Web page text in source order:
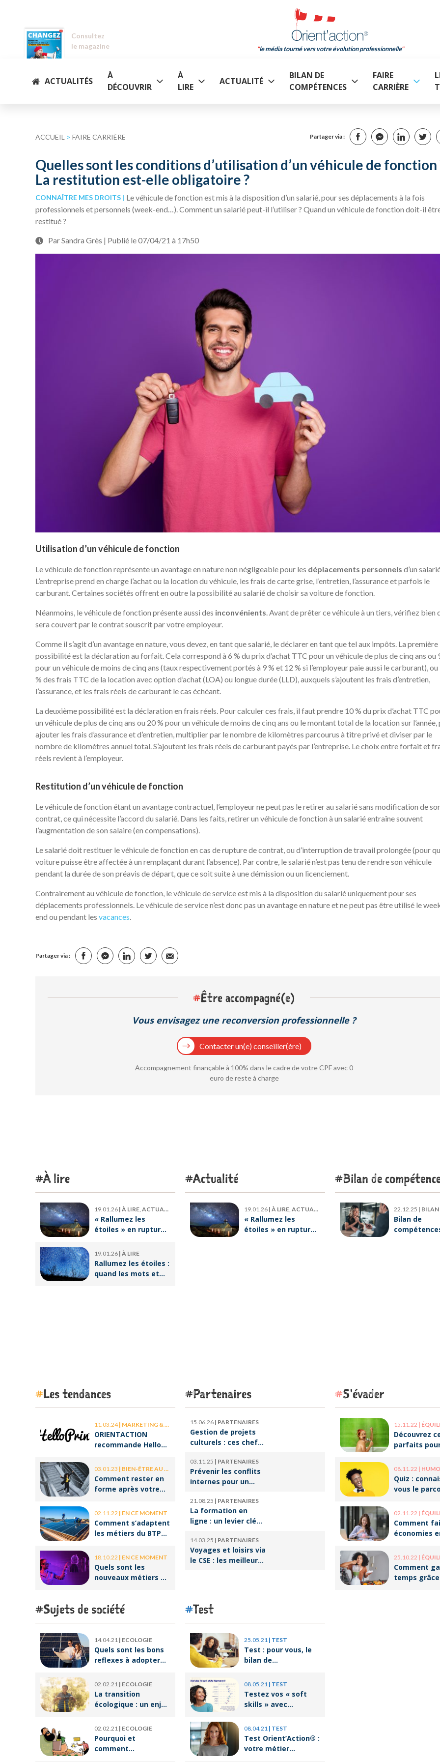
Consultez
le magazine
le média tourné vers votre évolution professionnelle
ACTUALITÉS
À
DÉCOUVRIR
À
LIRE
ACTUALITÉ
BILAN DE
COMPÉTENCES
FAIRE
CARRIÈRE
ACCUEIL > FAIRE CARRIÈRE Partager via :
Quelles sont les conditions d’utilisation d’un véhicule de fonction
La restitution est-elle obligatoire ?
CONNAÎTRE MES DROITS
Le véhicule de fonction est mis à la disposition d’un salarié, pour ses déplacements à la fois
professionnels et personnels (week-end…). Comment un salarié peut-il l’utiliser ? Quand un véhicule de fonction doit-il
restitué ?
Par Sandra Grès | Publié le 07/04/21 à 17h50
Utilisation d’un véhicule de fonction
Le véhicule de fonction représente un avantage en nature non négligeable pour les déplacements personnels d’un
L’entreprise prend en charge l’achat ou la location du véhicule, les frais de carte grise, l’entretien, l’assurance et parfois le
carburant. Certaines sociétés offrent en outre la possibilité au salarié de choisir sa voiture de fonction.
Néanmoins, le véhicule de fonction présente aussi des inconvénients . Avant de prêter ce véhicule à un tiers, vérifiez bien
sera couvert par le contrat souscrit par votre employeur.
Comme il s’agit d’un avantage en nature, vous devez, en tant que salarié, le déclarer en tant que tel aux impôts. La première
possibilité est la déclaration au forfait. Cela correspond à 6 % du prix d’achat TTC pour un véhicule de plus de cinq ans ou
pour un véhicule de moins de cinq ans (taux respectivement portés à 9 % et 12 % si l’employeur paie aussi le carburant), ou
% des frais TTC de la location avec option d’achat (LOA) ou longue durée (LLD), auxquels s’ajoutent les frais d’entretien,
l’assurance, et les frais réels de carburant le cas échéant.
La deuxième possibilité est la déclaration en frais réels. Pour calculer ces frais, il faut prendre 10 % du prix d’achat TTC
un véhicule de plus de cinq ans ou 20 % pour un véhicule de moins de cinq ans ou le montant total de la location sur l’année,
ajouter les frais d’assurance et d’entretien, multiplier par le nombre de kilomètres parcourus à titre privé et diviser par le
nombre de kilomètres annuel total. S’ajoutent les frais réels de carburant payés par l’entreprise. Le choix entre forfait et
réels revient à l’employeur.
Restitution d’un véhicule de fonction
Le véhicule de fonction étant un avantage contractuel, l’employeur ne peut pas le retirer au salarié sans modification de
contrat, ce qui nécessite l’accord du salarié. Dans les faits, retirer un véhicule de fonction à un salarié entraîne souvent
l’augmentation de son salaire (en compensations).
Le salarié doit restituer le véhicule de fonction en cas de rupture de contrat, ou d’interruption de travail prolongée (pour
voiture puisse être affectée à un remplaçant durant l’absence). Par contre, le salarié n’est pas tenu de rendre son véhicule
pendant la durée de son préavis de départ, que ce soit suite à une démission ou un licenciement.
Contrairement au véhicule de fonction, le véhicule de service est mis à la disposition du salarié uniquement pour ses
déplacements professionnels. Le véhicule de service n’est donc pas un avantage en nature et ne peut pas être utilisé le
end ou pendant les vacances
Partager via :
#Être accompagné(e)
Vous envisagez une reconversion professionnelle ?
Contacter un(e) conseiller(ère)
Accompagnement finançable à 100% dans le cadre de votre CPF avec 0
euro de reste à charge
À lire
19.01.26 | À LIRE, ACTUALITÉ
« Rallumez les
étoiles » en rupture
le livre d’Emeric
Lebreton dès
maintenant ?
19.01.26 | À LIRE
Rallumez les étoiles :
quand les mots et
Actualité
19.01.26 | À LIRE, ACTUALITÉ
« Rallumez les
étoiles » en rupture
Bilan de
22.12.25 | BILAN DE
Bilan de
Les tendances
11.03.24| MARKETING & COMMUNICATION
ORIENTACTION
recommande Hello
des stickers et des
brochures
03.01.23 | BIEN-ÊTRE AU TRAVAIL
Comment rester en
forme après votre
02.11.22 | EN CE MOMENT
Comment s’adaptent
les métiers du BTP
environnementaux ?
18.10.22 | EN CE MOMENT
Quels sont les
nouveaux métiers de
Partenaires
15.06.26 | PARTENAIRES
Gestion de projets
culturels : ces chefs
l’ombre qui font vivre
la culture
03.11.25 | PARTENAIRES
Prévenir les conflits
internes pour un
serein
21.08.25 | PARTENAIRES
La formation en
ligne : un levier clé
reconversion
professionnelle
14.03.25 | PARTENAIRES
Voyages et loisirs via
le CSE : les meilleures
S'évader
15.11.22 | ÉQUILIBRE
Découvrez
parfaits
le travail !
08.11.22 |
Quiz :
vous le
populaires ?
02.11.22 | ÉQUILIBRE
Comment
économies
organisation
25.10.22 | ÉQUILIBRE
Comment
temps
Sujets de société
14.04.21 | ECOLOGIE
Quels sont les bons
reflexes à adopter
écoresponsable ?
02.02.21 | ECOLOGIE
La transition
écologique : un enjeu
avenir meilleur
02.02.21 | ECOLOGIE
Pourquoi et
comment
Test
25.05.21 | TEST
Test : pour vous, le
bilan de
quoi ?
08.05.21 | TEST
Testez vos « soft
skills » avec
08.04.21 | TEST
Test Orient’Action® :
votre métier